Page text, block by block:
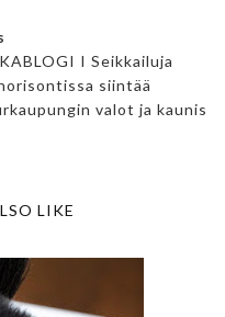
I Seikkailuja
siintää
valot ja kaunis
LIKE